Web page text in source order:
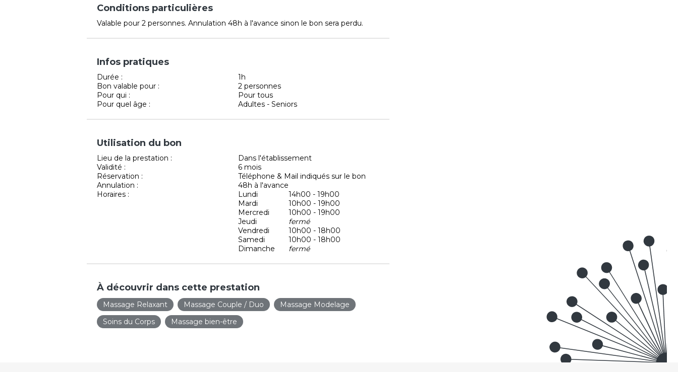
Conditions particulières
Valable pour 2 personnes. Annulation 48h à l'avance sinon le bon sera perdu.
Infos pratiques
Durée :
1h
Bon valable pour :
2 personnes
Pour qui :
Pour tous
Pour quel âge :
Adultes - Seniors
Utilisation du bon
Lieu de la prestation :
Dans l'établissement
Validité :
6 mois
Réservation :
Téléphone & Mail indiqués sur le bon
Annulation :
48h à l'avance
Horaires :
Lundi
14h00 - 19h00
Mardi
10h00 - 19h00
Mercredi
10h00 - 19h00
Jeudi
fermé
Vendredi
10h00 - 18h00
Samedi
10h00 - 18h00
Dimanche
fermé
À découvrir dans cette prestation
Massage Relaxant Massage Couple / Duo
Massage Modelage
Soins du Corps
Massage bien-être